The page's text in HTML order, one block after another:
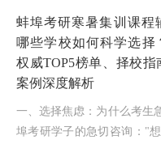
蚌埠考研寒暑集训课程
哪些学校如何科学选择
权威TOP5榜单、择校指
案例深度解析
一、选择焦虑：为什么考生
埠考研学子的急切咨询："